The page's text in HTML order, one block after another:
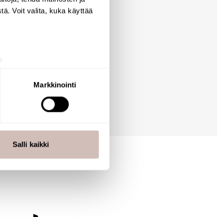
Voit valita, kuka käyttää
. Voit muuttaa
alan
tietoja muihin tietoihin, joita
Markkinointi
Salli kaikki